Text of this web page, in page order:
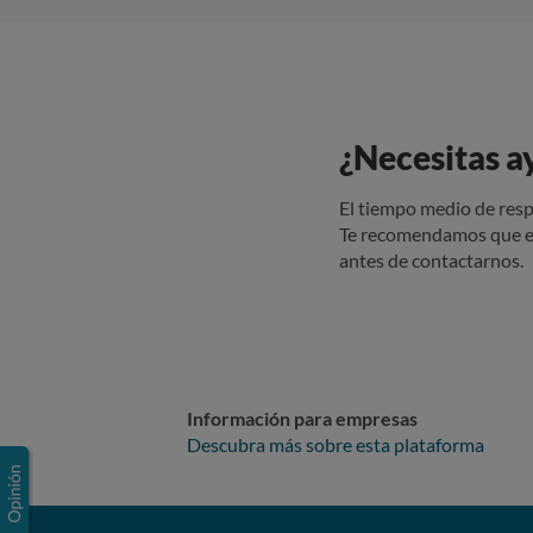
¿Necesitas
El tiempo medio de
Te recomendamos que
antes de contactarnos.
Información para empresas
Descubra más sobre esta plataforma